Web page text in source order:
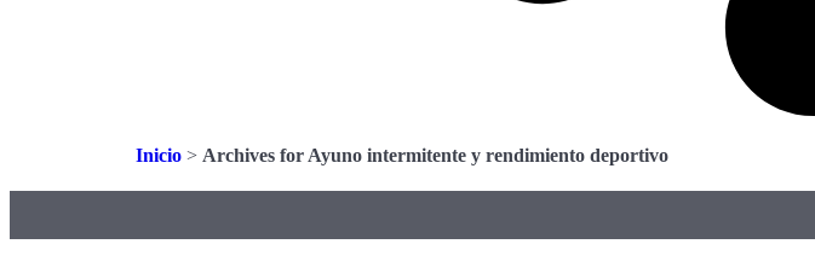
Inicio > Archives for Ayuno intermitente y rendimiento deportivo